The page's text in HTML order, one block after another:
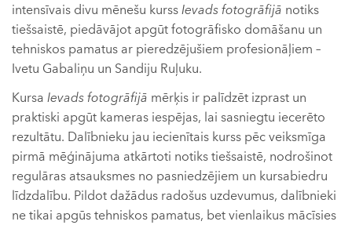
intensīvais divu mēnešu kurssIevads fotogrāfijā notiks
tiešsaistē, piedāvājot apgūt fotogrāfisko domāšanu un
tehniskos pamatus ar pieredzējušiem profesionāļiem –
Ivetu Gabaliņu un Sandiju Ruļuku.
Kursa Ievads fotogrāfijā mērķis ir palīdzēt izprast un
praktiski apgūt kameras iespējas, lai sasniegtu iecerēto
rezultātu. Dalībnieku jau iecienītais kurss pēc veiksmīga
pirmā mēģinājuma atkārtoti notiks tiešsaistē, nodrošinot
regulāras atsauksmes no pasniedzējiem un kursabiedru
līdzdalību. Pildot dažādus radošus uzdevumus, dalībnieki
ne tikai apgūs tehniskos pamatus, bet vienlaikus mācīsies